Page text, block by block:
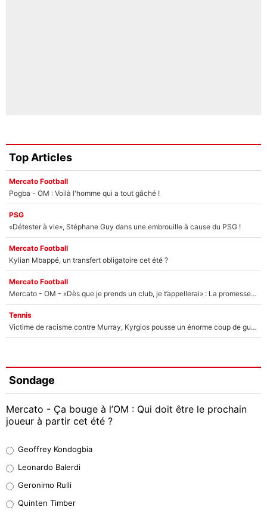
Top Articles
Mercato Football
Pogba - OM : Voilà l'homme qui a tout gâché !
PSG
«Détester à vie», Stéphane Guy dans une embrouille à cause du PSG !
Mercato Football
Kylian Mbappé, un transfert obligatoire cet été ?
Mercato Football
Mercato - OM - «Dès que je prends un club, je t’appellerai» : La promesse de Marcelino au moment de claquer la porte
Tennis
Victime de racisme contre Murray, Kyrgios pousse un énorme coup de gueule !
Sondage
Mercato - Ça bouge à l’OM : Qui doit être le prochain
joueur à partir cet été ?
38%
32%
Geoffrey Kondogbia
Leonardo Balerdi
Geronimo Rulli
Quinten Timber